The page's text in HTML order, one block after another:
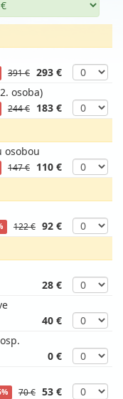
391 € 293 €
osoba)
244 €
183 €
osobou
147 €
110 €
122 € 92 €
28 €
40 €
0 €
70 € 53 €